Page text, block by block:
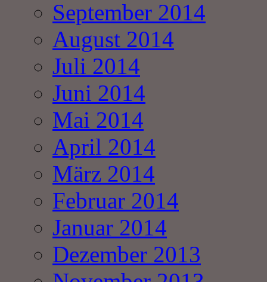
September 2014
August 2014
Juli 2014
Juni 2014
Mai 2014
April 2014
März 2014
Februar 2014
Januar 2014
Dezember 2013